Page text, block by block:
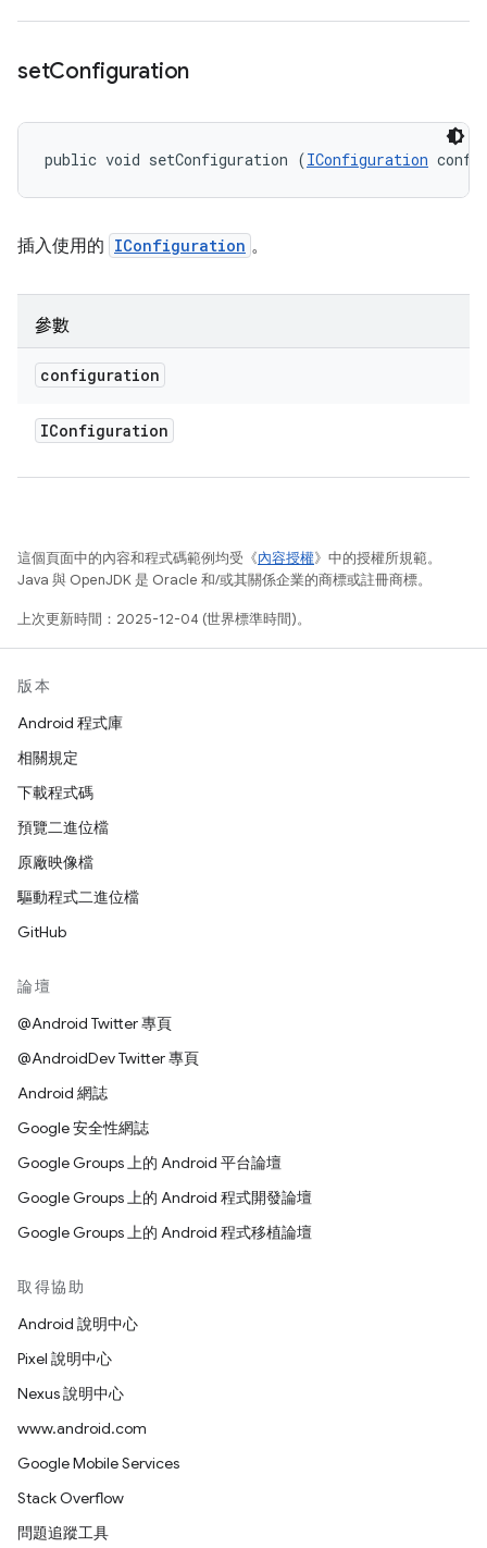
setConfiguration
public void setConfiguration (IConfiguration
插入使用的 IConfiguration 。
參數
configuration
IConfiguration
這個頁面中的內容和程式碼範例均受《內容授權》中的授權所規範。
Java 與 OpenJDK 是 Oracle 和/或其關係企業的商標或註冊商標。
上次更新時間：2025-12-04 (世界標準時間)。
版本
Android 程式庫
相關規定
下載程式碼
預覽二進位檔
原廠映像檔
驅動程式二進位檔
GitHub
論壇
@Android Twitter 專頁
@AndroidDev Twitter 專頁
Android 網誌
Google 安全性網誌
Google Groups 上的 Android 平台論壇
Google Groups 上的 Android 程式開發論壇
Google Groups 上的 Android 程式移植論壇
取得協助
Android 說明中心
Pixel 說明中心
Nexus 說明中心
www.android.com
Google Mobile Services
Stack Overflow
問題追蹤工具